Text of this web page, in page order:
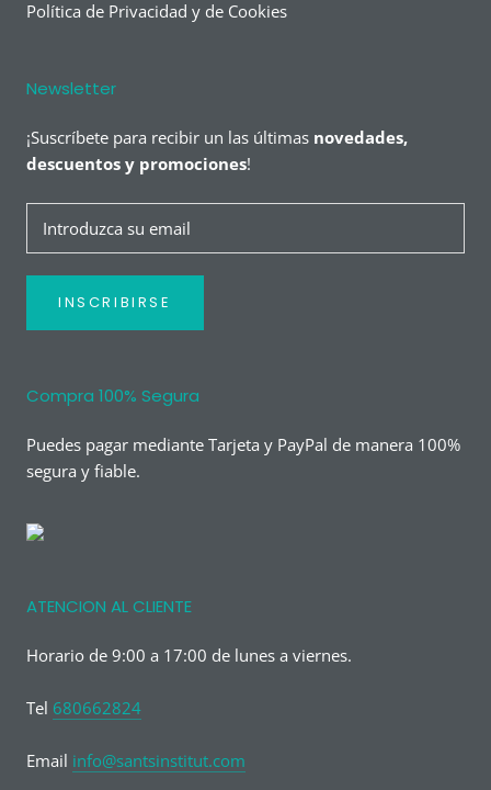
Política de Privacidad y de Cookies
Newsletter
¡Suscríbete para recibir un las últimas novedades,
descuentos y promociones!
INSCRIBIRSE
Compra 100% Segura
Puedes pagar mediante Tarjeta y PayPal de manera 100%
segura y fiable.
ATENCION AL CLIENTE
Horario de 9:00 a 17:00 de lunes a viernes.
Tel 680662824
Email info@santsinstitut.com